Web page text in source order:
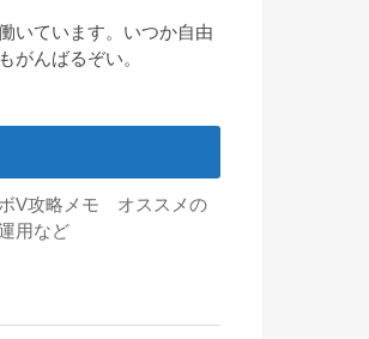
いています。いつか自由
がんばるぞい。
V攻略メモ オススメの
用など